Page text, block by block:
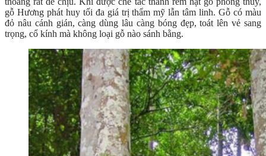
gỗ Hương phát huy tối đa giá trị thẩm mỹ lẫn tâm linh. Gỗ có màu
đỏ nâu cánh gián, càng dùng lâu càng bóng đẹp, toát lên vẻ sang
trọng, cổ kính mà không loại gỗ nào sánh bằng.